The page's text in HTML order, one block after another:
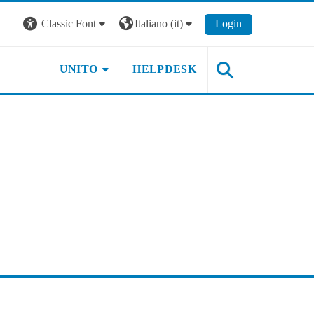
Classic Font
Italiano ‎(it)‎ Login
UNITO HELPDESK